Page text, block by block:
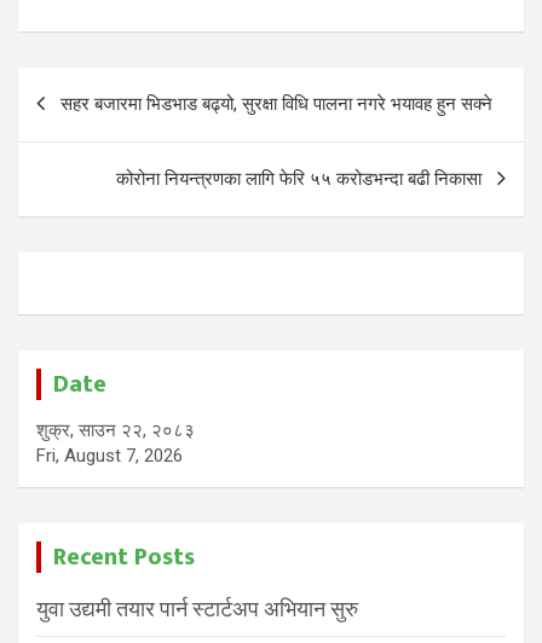
Post
navigation
सहर बजारमा भिडभाड बढ्यो, सुरक्षा विधि पालना नगरे भयावह हुन सक्ने
कोरोना नियन्त्रणका लागि फेरि ५५ करोडभन्दा बढी निकासा
Date
शुक्र, साउन २२, २०८३
Fri, August 7, 2026
Recent Posts
युवा उद्यमी तयार पार्न स्टार्टअप अभियान सुरु